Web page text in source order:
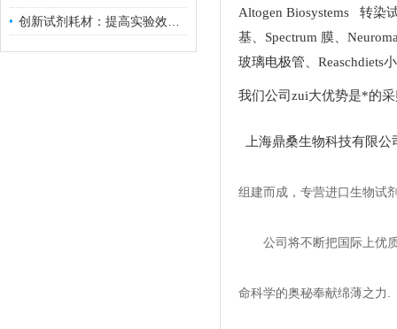
Altogen Biosystems 转染
基
Spectrum 膜
玻璃电极管
Reaschdiets
我们公司zui大优势是*的
上海鼎桑生物科技有限公
组建而成，专营进口生物试
公司将不断把国际上优
命科学的奥秘奉献绵薄之力.